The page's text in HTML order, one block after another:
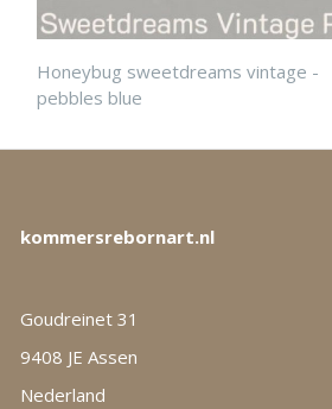
Honeybug sweetdreams vintage -
pebbles blue
kommersrebornart.nl
Goudreinet 31
9408 JE Assen
Nederland